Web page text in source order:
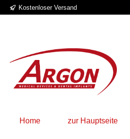
Hauptinhalt springen
Zur Suche springen
Zur Hauptnavigation springen
Kostenloser Versand
Home zur Hauptseite